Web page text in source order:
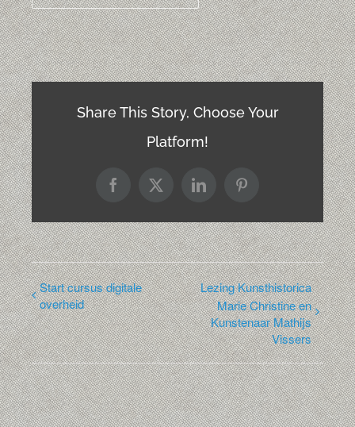
Share This Story, Choose Your
Platform!
Facebook
X LinkedInPinterest
Start cursus digitale
overheid
Lezing Kunsthistorica
Marie Christine en
Kunstenaar Mathijs
Vissers